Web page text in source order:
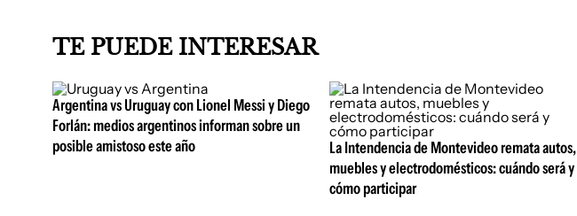
TE PUEDE INTERESAR
Argentina vs Uruguay con Lionel Messi y Diego
Forlán: medios argentinos informan sobre un
posible amistoso este año
La Intendencia de Montevideo remata autos,
muebles y electrodomésticos: cuándo será y
cómo participar